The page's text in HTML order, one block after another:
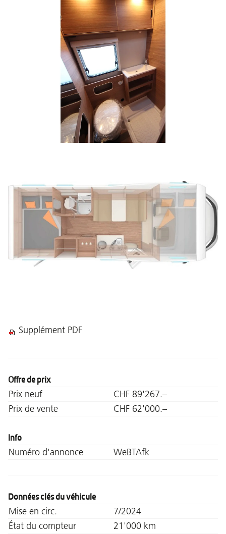
Supplément PDF
Offre de prix
Prix neuf
CHF 89'267.–
Prix de vente
CHF 62'000.–
Info
Numéro d'annonce WeBTAfk
Données clés du véhicule
Mise en circ.
7/2024
État du compteur
21'000 km